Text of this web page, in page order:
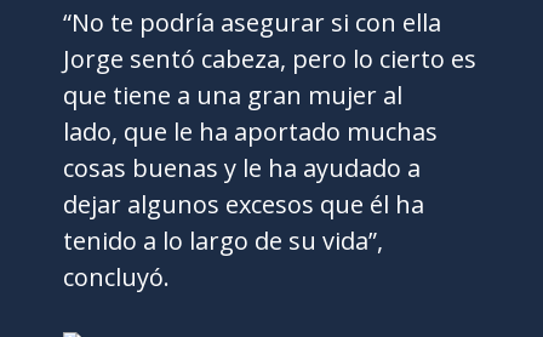
“No te podría asegurar si con ella
Jorge sentó cabeza, pero lo cierto es
que tiene a una gran mujer al
lado, que le ha aportado muchas
cosas buenas y le ha ayudado a
dejar algunos excesos que él ha
tenido a lo largo de su vida”,
concluyó.